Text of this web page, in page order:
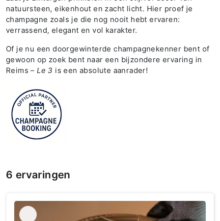
natuursteen, eikenhout en zacht licht. Hier proef je
champagne zoals je die nog nooit hebt ervaren:
verrassend, elegant en vol karakter.
Of je nu een doorgewinterde champagnekenner bent of
gewoon op zoek bent naar een bijzondere ervaring in
Reims –Le 3 is een absolute aanrader!
6 ervaringen